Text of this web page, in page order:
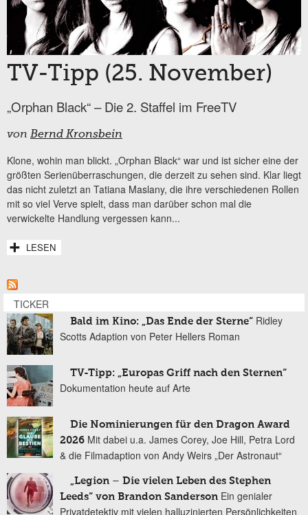
TV-Tipp (25. November)
„Orphan Black“ – Die 2. Staffel im FreeTV
von Bernd Kronsbein
Klone, wohin man blickt. „Orphan Black“ war und ist sicher eine der
größten Serienüberraschungen, die derzeit zu sehen sind. Klar liegt
das nicht zuletzt an Tatiana Maslany, die ihre verschiedenen Rollen
mit so viel Verve spielt, dass man darüber schon mal die
verwickelte Handlung vergessen kann...
LESEN
TICKER
Bald im Kino: „Das Ende der Sterne“ Ridley
Scotts Adaption von Peter Hellers Roman
TV-Tipp: „Europas Griff nach den Sternen“
Dokumentation heute auf Arte
Die Nominierungen für den Dragon Award
2026 Mit dabei u.a. James Corey, Joe Hill, Petra Lord
& die Filmadaption von Andy Weirs „Der Astronaut“
„Legion – Die vielen Leben des Stephen
Leeds“ von Brandon Sanderson Ein genialer
Privatdetektiv mit vielen halluzinierten Persönlichkeiten